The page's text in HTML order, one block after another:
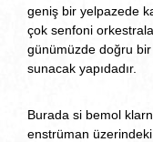
geniş bir yelpazede
çok senfoni
günümüzde doğru bir
sunacak yapıdadır.
Burada si bemol
enstrüman